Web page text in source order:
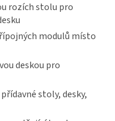
rozích stolu pro
modulů místo
deskou pro
stoly, desky,